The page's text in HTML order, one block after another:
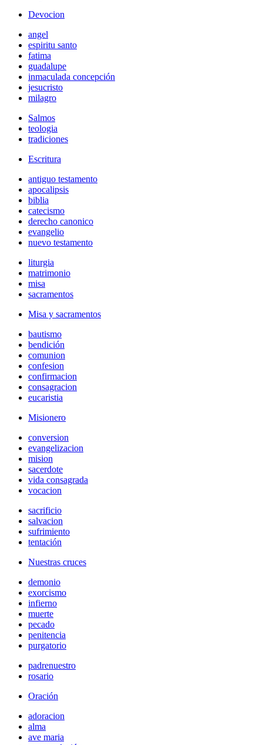
Devocion
angel
espiritu santo
fatima
guadalupe
inmaculada concepción
jesucristo
milagro
Salmos
teologia
tradiciones
Escritura
antiguo testamento
apocalipsis
biblia
catecismo
derecho canonico
evangelio
nuevo testamento
liturgia
matrimonio
misa
sacramentos
Misa y sacramentos
bautismo
bendición
comunion
confesion
confirmacion
consagracion
eucaristia
Misionero
conversion
evangelizacion
mision
sacerdote
vida consagrada
vocacion
sacrificio
salvacion
sufrimiento
tentación
Nuestras cruces
demonio
exorcismo
infierno
muerte
pecado
penitencia
purgatorio
padrenuestro
rosario
Oración
adoracion
alma
ave maria